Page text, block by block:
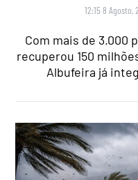
12:15 8 Agosto,
Com mais de 3.000
recuperou 150
Albufeira já